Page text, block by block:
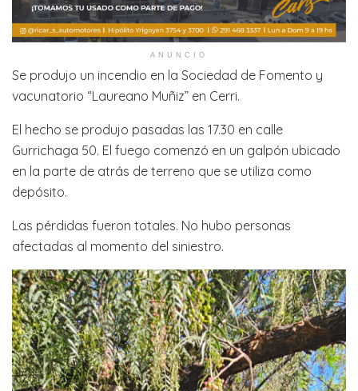
ANUNCIO
Se produjo un incendio en la Sociedad de Fomento y
vacunatorio “Laureano Muñiz” en Cerri.
El hecho se produjo pasadas las 17.30 en calle
Gurrichaga 50. El fuego comenzó en un galpón ubicado
en la parte de atrás de terreno que se utiliza como
depósito.
Las pérdidas fueron totales. No hubo personas
afectadas al momento del siniestro.